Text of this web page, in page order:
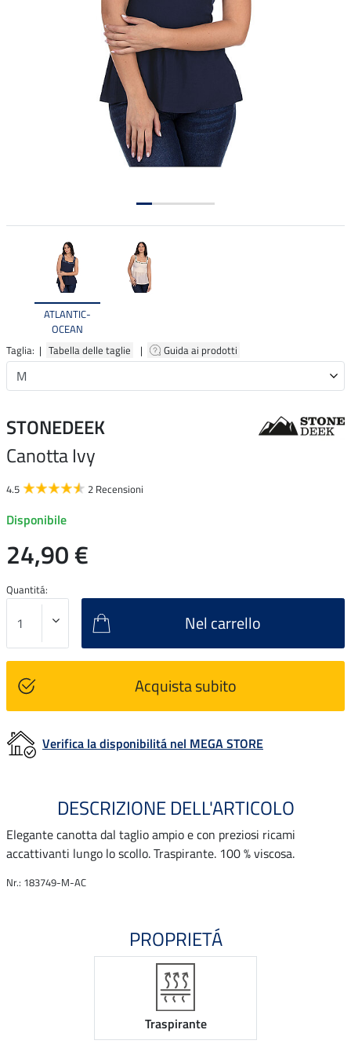
ATLANTIC-
OCEAN
Taglia: | Tabella delle taglie | Guida ai prodotti
STONEDEEK
Canotta Ivy
4.5 2 Recensioni
Disponibile
24,90 €
Quantitá:
Nel carrello
Acquista subito
Verifica la disponibilitá nel MEGA STORE
DESCRIZIONE DELL'ARTICOLO
Elegante canotta dal taglio ampio e con preziosi ricami
accattivanti lungo lo scollo. Traspirante. 100 % viscosa.
Nr.: 183749-M-AC
PROPRIETÁ
Traspirante